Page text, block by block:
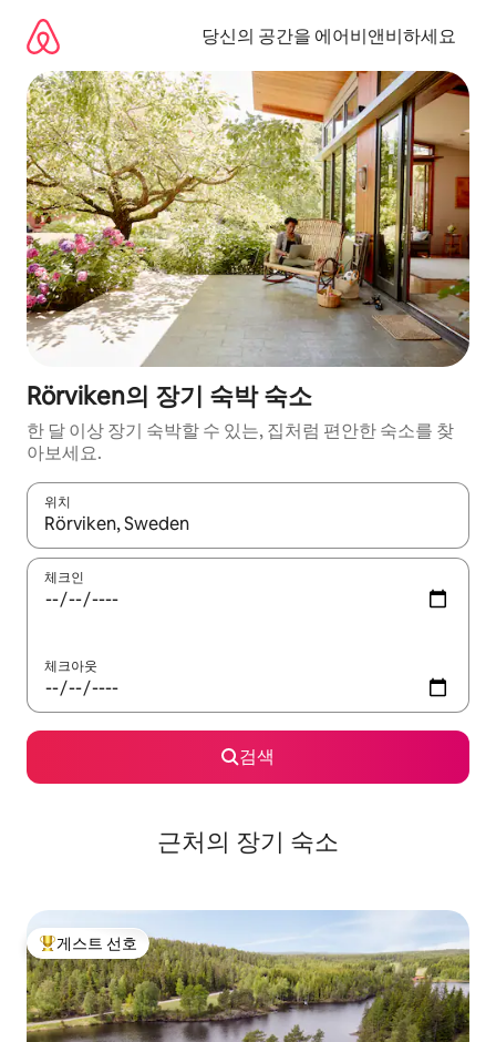
당신의 공간을 에어비앤비하세요
Rörviken의 장기 숙박 숙소
한 달 이상 장기 숙박할 수 있는, 집처럼 편안한 숙소를 찾
아보세요.
위치
결과가 나오면 위·아래 화살표 키를 사용하거나 터치 또는 스와이
체크인
체크아웃
검색
근처의 장기 숙소
상위 게스트 선호
게스트 선호